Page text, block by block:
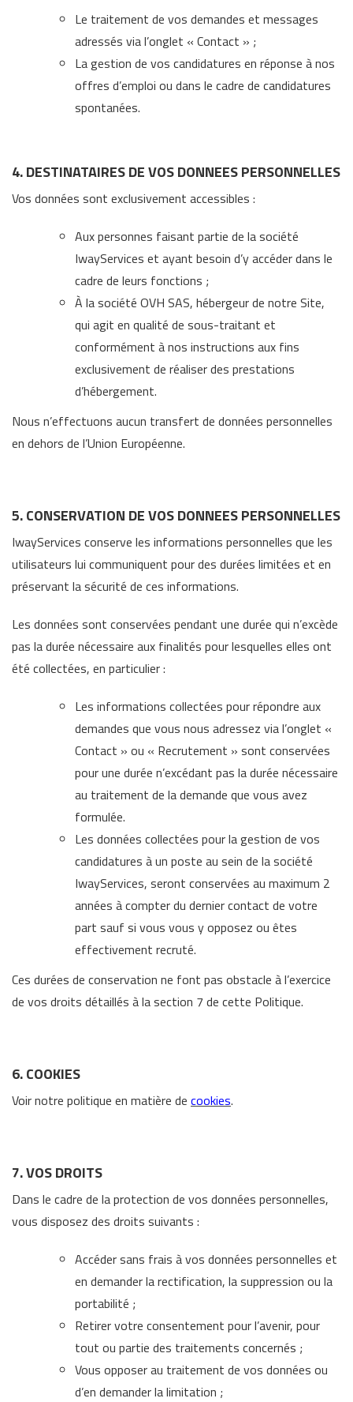
Le traitement de vos demandes et messages
adressés via l’onglet « Contact » ;
La gestion de vos candidatures en réponse à nos
offres d’emploi ou dans le cadre de candidatures
spontanées.
4. DESTINATAIRES DE VOS DONNEES PERSONNELLES
Vos données sont exclusivement accessibles :
Aux personnes faisant partie de la société
IwayServices et ayant besoin d’y accéder dans le
cadre de leurs fonctions ;
À la société OVH SAS, hébergeur de notre Site,
qui agit en qualité de sous-traitant et
conformément à nos instructions aux fins
exclusivement de réaliser des prestations
d’hébergement.
Nous n’effectuons aucun transfert de données personnelles
en dehors de l’Union Européenne.
5. CONSERVATION DE VOS DONNEES PERSONNELLES
IwayServices conserve les informations personnelles que les
utilisateurs lui communiquent pour des durées limitées et en
préservant la sécurité de ces informations.
Les données sont conservées pendant une durée qui n’excède
pas la durée nécessaire aux finalités pour lesquelles elles ont
été collectées, en particulier :
Les informations collectées pour répondre aux
demandes que vous nous adressez via l’onglet «
Contact » ou « Recrutement » sont conservées
pour une durée n’excédant pas la durée nécessaire
au traitement de la demande que vous avez
formulée.
Les données collectées pour la gestion de vos
candidatures à un poste au sein de la société
IwayServices, seront conservées au maximum 2
années à compter du dernier contact de votre
part sauf si vous vous y opposez ou êtes
effectivement recruté.
Ces durées de conservation ne font pas obstacle à l’exercice
de vos droits détaillés à la section 7 de cette Politique.
6. COOKIES
Voir notre politique en matière de cookies.
7. VOS DROITS
Dans le cadre de la protection de vos données personnelles,
vous disposez des droits suivants :
Accéder sans frais à vos données personnelles et
en demander la rectification, la suppression ou la
portabilité ;
Retirer votre consentement pour l’avenir, pour
tout ou partie des traitements concernés ;
Vous opposer au traitement de vos données ou
d’en demander la limitation ;